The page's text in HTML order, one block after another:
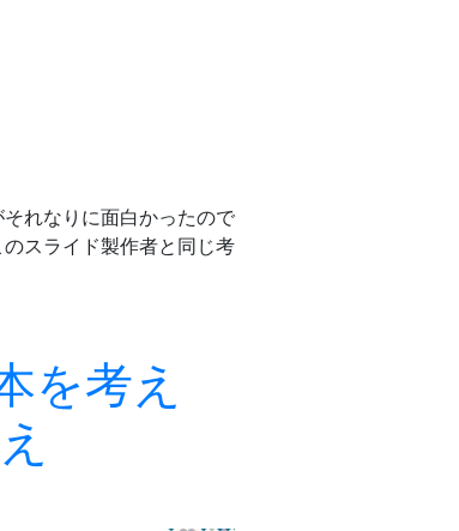
れなりに面白かったので
スライド製作者と同じ考
を考え